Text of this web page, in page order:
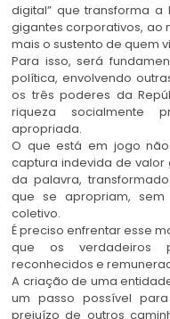
digital” que transforma
gigantes corporativos, ao
mais o sustento de quem
Para isso, será
política, envolvendo
os três poderes da
riqueza socialmente
apropriada.
O que está em jogo
captura indevida de valor
da palavra,
que se apropriam, sem
coletivo.
É preciso enfrentar esse
que os verdadeiros
reconhecidos e
A criação de uma
um passo possível
prejuízo de outros